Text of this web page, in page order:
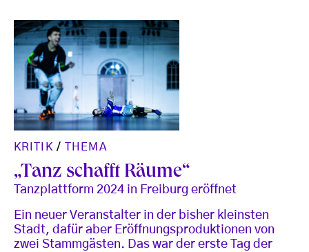
KRITIK / THEMA
„Tanz schafft Räume“
Tanzplattform 2024 in Freiburg eröffnet
Ein neuer Veranstalter in der bisher kleinsten
Stadt, dafür aber Eröffnungsproduktionen von
zwei Stammgästen. Das war der erste Tag der